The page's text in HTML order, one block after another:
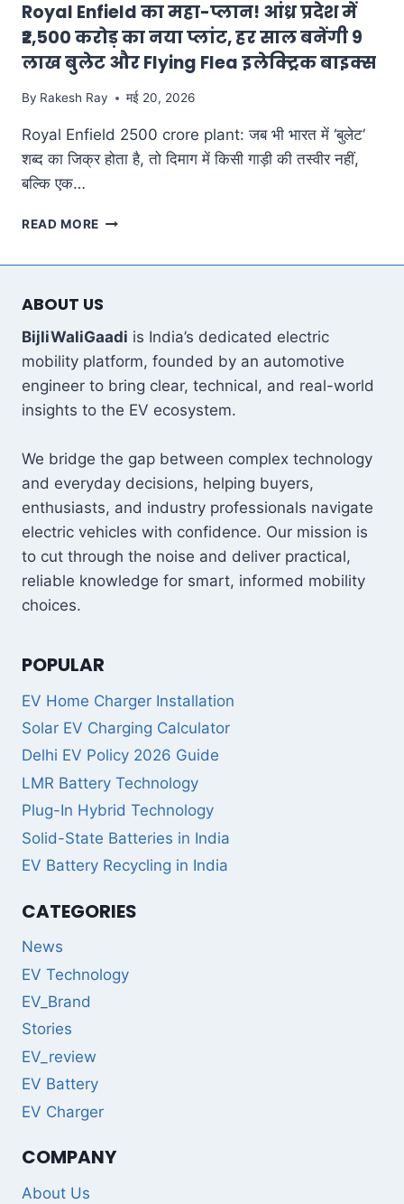
अब
तक
की
सबसे
क्रांति
Royal Enfield का महा-प्लान! आंध्र प्रदेश में
₹2,500 करोड़ का नया प्लांट, हर साल बनेंगी 9
लाख बुलेट और Flying Flea इलेक्ट्रिक बाइक्स
By Rakesh Ray मई 20, 2026
Royal Enfield 2500 crore plant: जब भी भारत में ‘बुलेट‘
शब्द का जिक्र होता है, तो दिमाग में किसी गाड़ी की तस्वीर नहीं,
बल्कि एक…
READ MORE ROYAL
आंध्र
प्रदेश
₹2,500
करोड़
का
हर
साल
बनेंगी
9
लाख
बुलेट
और
बाइक्स
ABOUT US
BijliWaliGaadi is India’s dedicated electric
mobility platform, founded by an automotive
engineer to bring clear, technical, and real-world
insights to the EV ecosystem.
We bridge the gap between complex technology
and everyday decisions, helping buyers,
enthusiasts, and industry professionals navigate
electric vehicles with confidence. Our mission is
to cut through the noise and deliver practical,
reliable knowledge for smart, informed mobility
choices.
POPULAR
EV Home Charger Installation
Solar EV Charging Calculator
Delhi EV Policy 2026 Guide
LMR Battery Technology
Plug-In Hybrid Technology
Solid-State Batteries in India
EV Battery Recycling in India
CATEGORIES
News
EV Technology
EV_Brand
Stories
EV_review
EV Battery
EV Charger
COMPANY
About Us